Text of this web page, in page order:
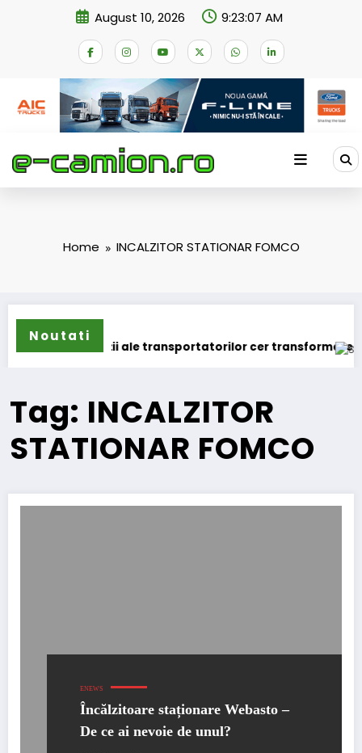
August 10, 2026 9:23:08 AM
Home INCALZITOR STATIONAR FOMCO
Noutati
asociații ale transportatorilor cer transformarea STB
Tag: INCALZITOR
STATIONAR FOMCO
ENEWS
Încălzitoare staționare Webasto –
De ce ai nevoie de unul?